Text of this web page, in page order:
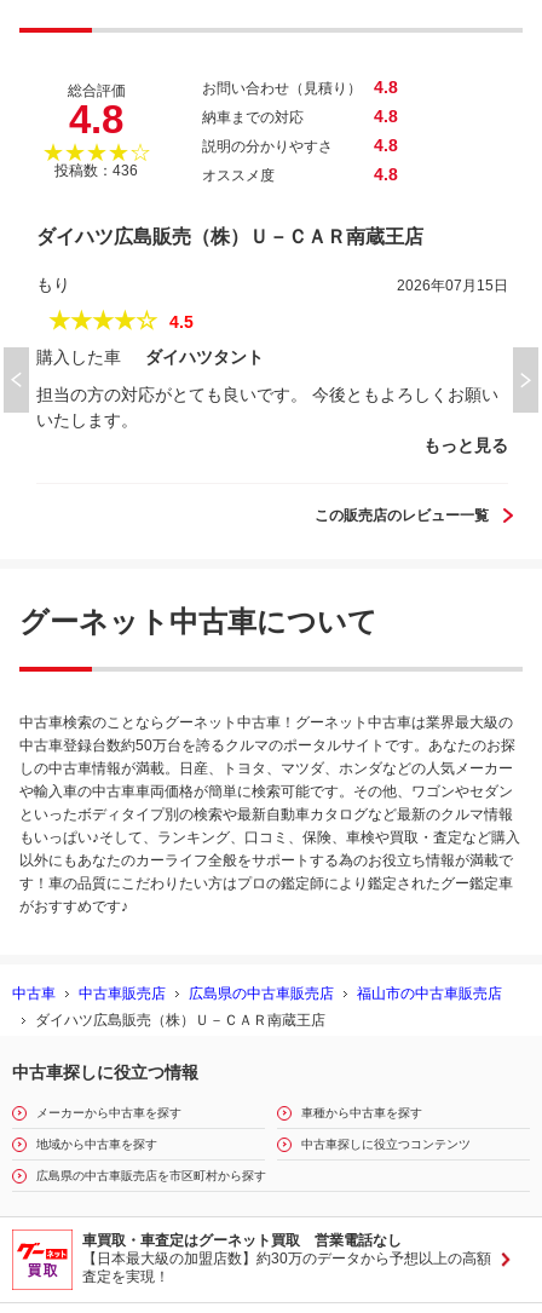
総合評価
4.8
★★★★☆
投稿数：436
お問い合わせ（見積り） 4.8
納車までの対応 4.8
説明の分かりやすさ 4.8
オススメ度 4.8
ダイハツ広島販売（株）Ｕ－ＣＡＲ南蔵王店
もり 2026年07月15日
★★★★☆
4.5
購入した車
ダイハツタント
担当の方の対応がとても良いです。 今後ともよろしくお願い
いたします。
もっと見る
この販売店のレビュー一覧
グーネット中古車について
中古車検索のことならグーネット中古車！グーネット中古車は業界最大級の
中古車登録台数約50万台を誇るクルマのポータルサイトです。あなたのお探
しの中古車情報が満載。日産、トヨタ、マツダ、ホンダなどの人気メーカー
や輸入車の中古車車両価格が簡単に検索可能です。その他、ワゴンやセダン
といったボディタイプ別の検索や最新自動車カタログなど最新のクルマ情報
もいっぱい♪そして、ランキング、口コミ、保険、車検や買取・査定など購入
以外にもあなたのカーライフ全般をサポートする為のお役立ち情報が満載で
す！車の品質にこだわりたい方はプロの鑑定師により鑑定されたグー鑑定車
がおすすめです♪
中古車 中古車販売店 広島県の中古車販売店
福山市の中古車販売店
ダイハツ広島販売（株）Ｕ－ＣＡＲ南蔵王店
中古車探しに役立つ情報
メーカーから中古車を探す 車種から中古車を探す
地域から中古車を探す 中古車探しに役立つコンテンツ
広島県の中古車販売店を市区町村から探す
車買取・車査定はグーネット買取 営業電話なし
【日本最大級の加盟店数】約30万のデータから予想以上の高額
査定を実現！